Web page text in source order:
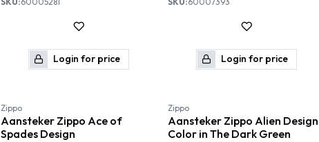
Login for price Login for price
Zippo
Aansteker Zippo Ace of
Spades Design
Zippo
Aansteker Zippo Alien Design
Color in The Dark Green